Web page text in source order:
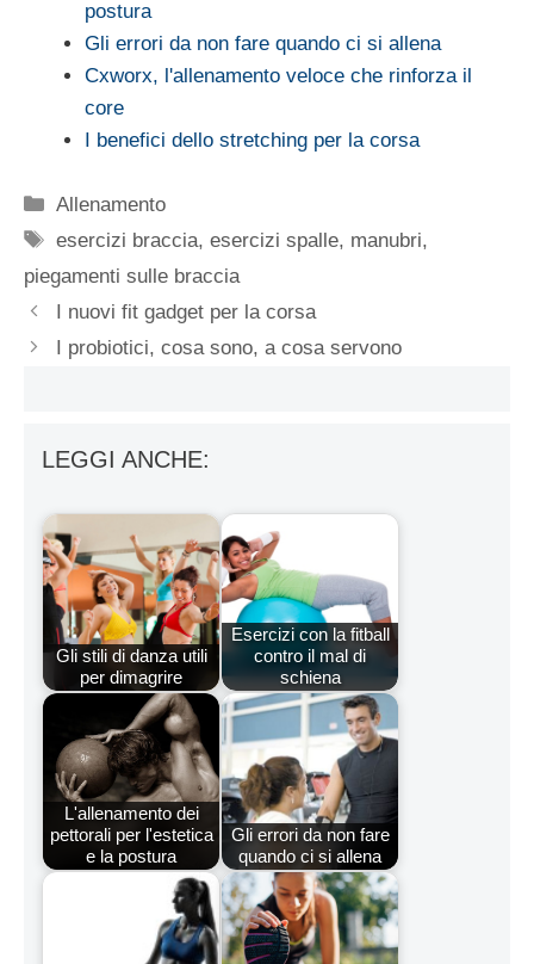
postura
Gli errori da non fare quando ci si allena
Cxworx, l'allenamento veloce che rinforza il
core
I benefici dello stretching per la corsa
Categorie
Allenamento
Tag
esercizi braccia,esercizi spalle, manubri,
piegamenti sulle braccia
I nuovi fit gadget per la corsa
I probiotici, cosa sono, a cosa servono
LEGGI ANCHE:
Gli stili di danza utili
per dimagrire
Esercizi con la fitball
contro il mal di
schiena
L'allenamento dei
pettorali per l'estetica
e la postura
Gli errori da non fare
quando ci si allena